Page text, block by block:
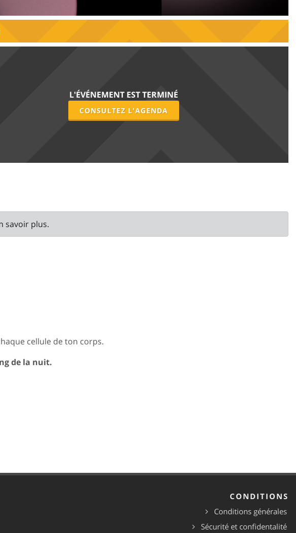
L'ÉVÉNEMENT EST TERMINÉ
CONSULTEZ L'AGENDA
savoir plus.
cellule de ton corps.
de la nuit.
CONDITIONS
Conditions générales
Sécurité et confidentalité